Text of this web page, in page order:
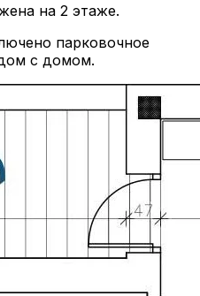
на 2 этаже.
парковочное
с домом.